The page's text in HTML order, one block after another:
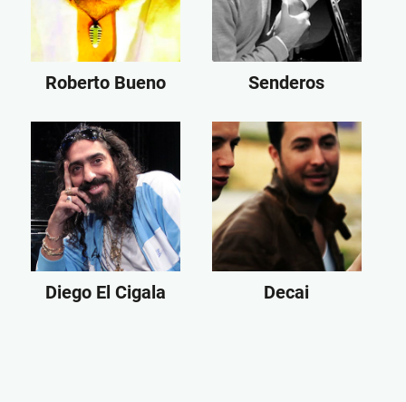
Roberto Bueno Senderos
Diego El Cigala Decai